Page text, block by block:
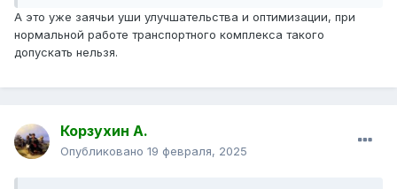
А это уже заячьи уши улучшательства и оптимизации, при
нормальной работе транспортного комплекса такого
допускать нельзя.
Корзухин А.
Опубликовано 19 февраля, 2025